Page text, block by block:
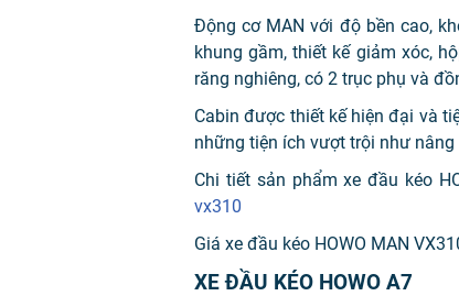
Động cơ MAN với độ bền cao,
khung gầm, thiết kế giảm xóc,
răng nghiêng, có 2 trục phụ và
Cabin được thiết kế hiện đại và
những tiện ích vượt trội như
Chi tiết sản phẩm xe đầu kéo
vx310
Giá xe đầu kéo HOWO MAN
XE ĐẦU KÉO HOWO A7